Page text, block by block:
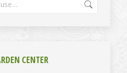
CENTER